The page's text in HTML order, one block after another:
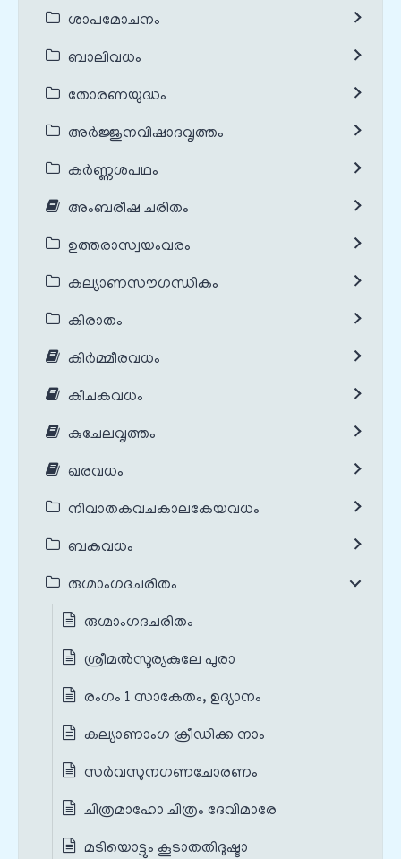
ശാപമോചനം
ബാലിവധം
തോരണയുദ്ധം
അർജ്ജുനവിഷാദവൃത്തം
കർണ്ണശപഥം
അംബരീഷ ചരിതം
ഉത്തരാസ്വയംവരം
കല്യാണസൗഗന്ധികം
കിരാതം
കിർമ്മീരവധം
കീചകവധം
കുചേലവൃത്തം
ഖരവധം
നിവാതകവചകാലകേയവധം
ബകവധം
രുഗ്മാംഗദചരിതം
രുഗ്മാംഗദചരിതം
ശ്രീമൽസൂര്യകുലേ പുരാ
രംഗം 1 സാകേതം, ഉദ്യാനം
കല്യാണാംഗ ക്രീഡിക്ക നാം
സര്‍വസുനഗണചോരണം
ചിത്രമാഹോ ചിത്രം ദേവിമാരേ
മടിയൊട്ടും കൂടാതതിദുഷ്ടാ